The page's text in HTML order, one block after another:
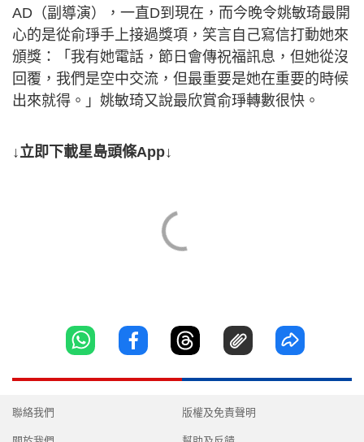
AD（副導演），一直D到現在，而今晚令姚敏琦最開
心的是從俞琤手上接過獎項，笑言自己寫信打動她來
頒獎：「我有她電話，節日會傳祝福訊息，但她從沒
回覆，我們是空中交流，但最重要是她在重要的時候
出來就得。」姚敏琦又說最欣賞俞琤轉數很快。
↓立即下載星島頭條App↓
聯絡我們 版權及免責聲明